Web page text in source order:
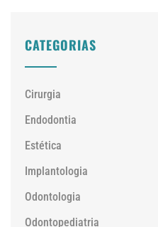
CATEGORIAS
Cirurgia
Endodontia
Estética
Implantologia
Odontologia
Odontopediatria